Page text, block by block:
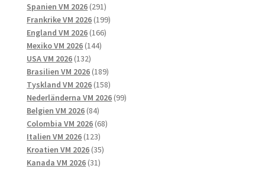
Spanien VM 2026 291291
produkter
Frankrike VM 2026 199199
England VM 2026 166166
Mexiko VM 2026 144144
USA VM 2026 132132
produkter
Brasilien VM 2026 189189
produkter
Tyskland VM 2026 158158
produkter
Nederländerna VM 2026 9999
Belgien VM 2026 8484
produkter
Colombia VM 2026 6868
Italien VM 2026 123123
produkter
Kroatien VM 2026 3535
Kanada VM 2026 3131